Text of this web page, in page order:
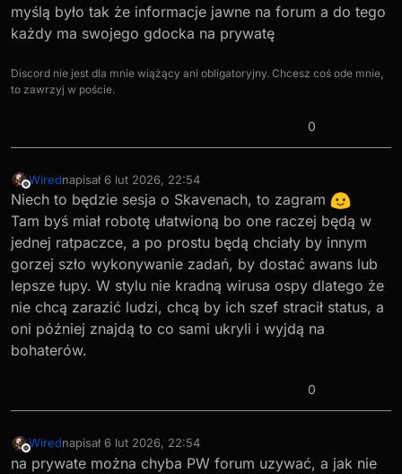
myślą było tak że informacje jawne na forum a do tego
każdy ma swojego gdocka na prywatę
Discord nie jest dla mnie wiążący ani obligatoryjny. Chcesz coś ode mnie,
to zawrzyj w poście.
0
Niedostępny
Wirednapisał6 lut 2026, 22:54
ostatnio edytowany przez
Niech to będzie sesja o Skavenach, to zagram
Tam byś miał robotę ułatwioną bo one raczej będą w
jednej ratpaczce, a po prostu będą chciały by innym
gorzej szło wykonywanie zadań, by dostać awans lub
lepsze łupy. W stylu nie kradną wirusa ospy dlatego że
nie chcą zarazić ludzi, chcą by ich szef stracił status, a
oni później znajdą to co sami ukryli i wyjdą na
bohaterów.
0
Niedostępny
Wirednapisał6 lut 2026, 22:54
ostatnio edytowany przez
na prywate można chyba PW forum uzywać, a jak nie